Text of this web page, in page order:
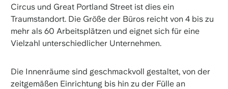
Circus und Great Portland Street ist dies ein
Traumstandort. Die Größe der Büros reicht von 4 bis zu
mehr als 60 Arbeitsplätzen und eignet sich für eine
Vielzahl unterschiedlicher Unternehmen.
Die Innenräume sind geschmackvoll gestaltet, von der
zeitgemäßen Einrichtung bis hin zu der Fülle an